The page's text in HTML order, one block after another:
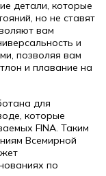
детали, которые
но не ставят
вам
и
позволяя вам
и плавание на
для
которые
FINA. Таким
Всемирной
по